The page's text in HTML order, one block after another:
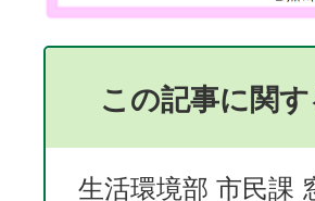
この記事に関
生活環境部 市民課